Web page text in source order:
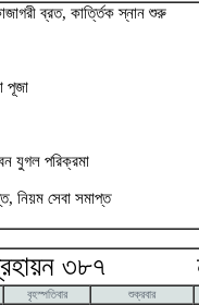
ব্রত, কার্ত্তিক স্নান শুরু
পূজা
যুগল পরিক্রমা
নিয়ম সেবা সমাপ্ত
৩৮৭
বৃহস্পতিবার
শুক্রবার